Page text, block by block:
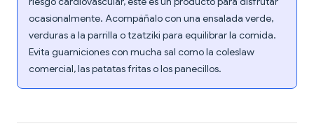
ocasionalmente. Acompáñalo con una ensalada verde,
verduras a la parrilla o tzatziki para equilibrar la comida.
Evita guarniciones con mucha sal como la coleslaw
comercial, las patatas fritas o los panecillos.